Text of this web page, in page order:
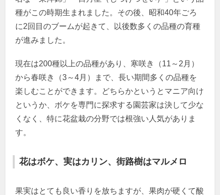
種がこの時期生まれました。その後、昭和40年ごろ
に2回目のブームが起きて、以後数多くの品種の育種
が進みました。
現在は200種以上の品種があり、寒咲き（11～2月）
から春咲き（3～4月）まで、長い期間多くの品種を
楽しむことができます。どちらかというとマニア向け
というか、ボケを専門に探求する園芸家は決して少な
くなく、特に花盆栽の分野では根強い人気がありま
す。
花はボケ、実はカリン、街路樹はマルメロ
果実はとても良い香りを放ちますが、果肉が硬くて酸